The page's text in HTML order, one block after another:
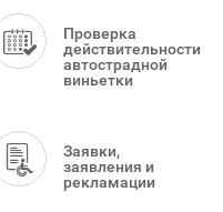
Проверка
действительности
автострадной
виньетки
Заявки,
заявления и
рекламации